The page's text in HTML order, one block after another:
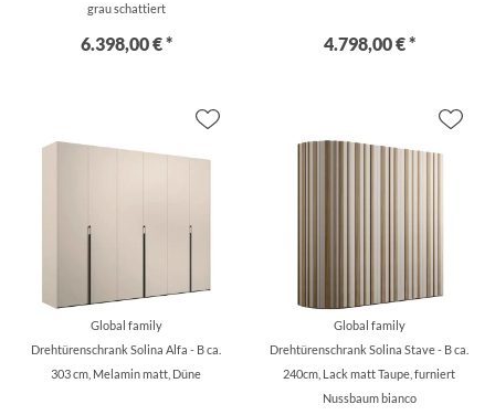
grau schattiert
6.398,00 € * 4.798,00 € *
Global family
Drehtürenschrank Solina Alfa - B ca.
303 cm, Melamin matt, Düne
Global family
Drehtürenschrank Solina Stave - B ca.
240cm, Lack matt Taupe, furniert
Nussbaum bianco